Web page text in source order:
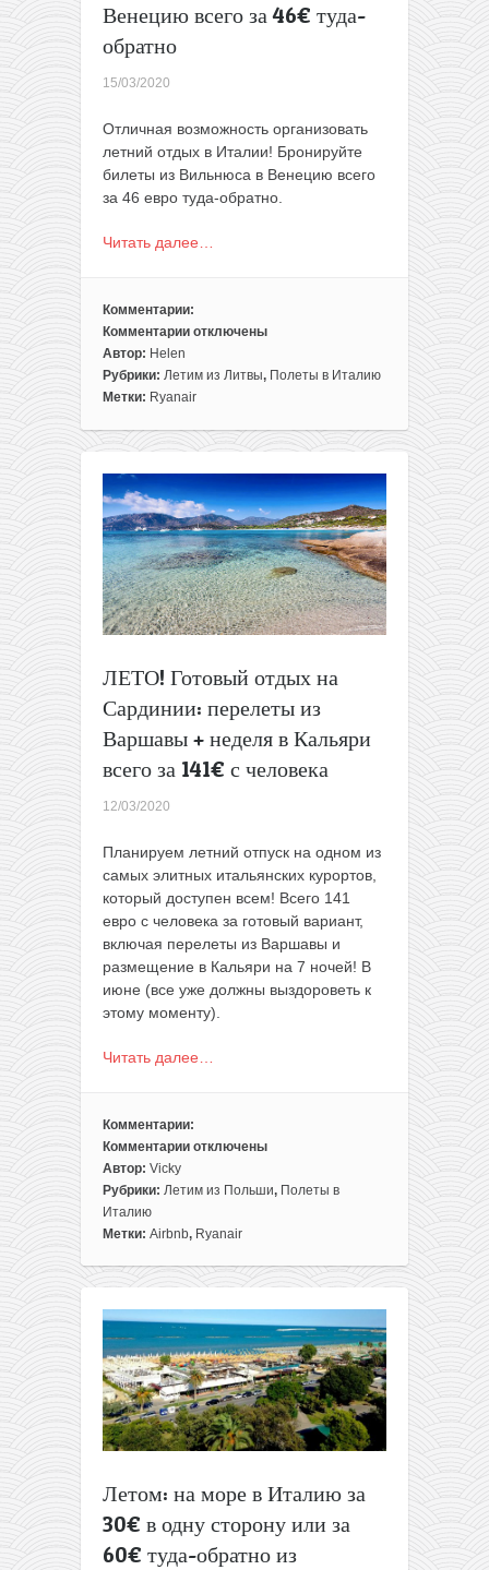
Венецию всего за 46€ туда-
обратно
15/03/2020
Отличная возможность организовать
летний отдых в Италии! Бронируйте
билеты из Вильнюса в Венецию всего
за 46 евро туда-обратно.
Читать далее…
Комментарии:
Комментарии
к
записи
Лето!
Вильнюса
Венецию
всего
за
46€
туда-
обратно
отключены
Автор: Helen
Рубрики: Летим из Литвы, Полеты в Италию
Метки: Ryanair
ЛЕТО! Готовый отдых на
Сардинии: перелеты из
Варшавы + неделя в Кальяри
всего за 141€ с человека
12/03/2020
Планируем летний отпуск на одном из
самых элитных итальянских курортов,
который доступен всем! Всего 141
евро с человека за готовый вариант,
включая перелеты из Варшавы и
размещение в Кальяри на 7 ночей! В
июне (все уже должны выздороветь к
этому моменту).
Читать далее…
Комментарии:
Комментарии
к
записи
ЛЕТО!
Готовый
перелеты
из
Варшавы
+
неделя
в
Кальяри
за
141€
человека
отключены
Автор: Vicky
Рубрики: Летим из Польши, Полеты в
Италию
Метки: Airbnb, Ryanair
Летом: на море в Италию за
30€ в одну сторону или за
60€ туда-обратно из